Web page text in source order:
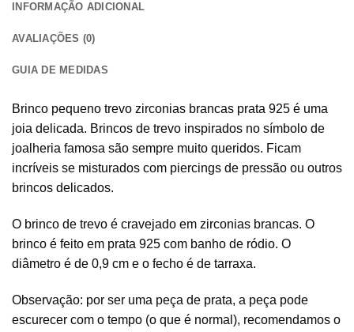
INFORMAÇÃO ADICIONAL
AVALIAÇÕES (0)
GUIA DE MEDIDAS
Brinco pequeno trevo zirconias brancas prata 925 é uma
joia delicada. Brincos de trevo inspirados no símbolo de
joalheria famosa são sempre muito queridos. Ficam
incríveis se misturados com piercings de pressão ou outros
brincos delicados.
O brinco de trevo é cravejado em zirconias brancas. O
brinco é feito em prata 925 com banho de ródio. O
diâmetro é de 0,9 cm e o fecho é de tarraxa.
Observação: por ser uma peça de prata, a peça pode
escurecer com o tempo (o que é normal), recomendamos o